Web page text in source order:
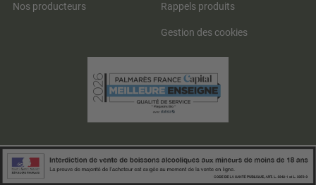
Nos producteurs Rappels produits
Gestion des cookies